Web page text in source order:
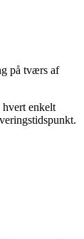
på tværs af
enkelt